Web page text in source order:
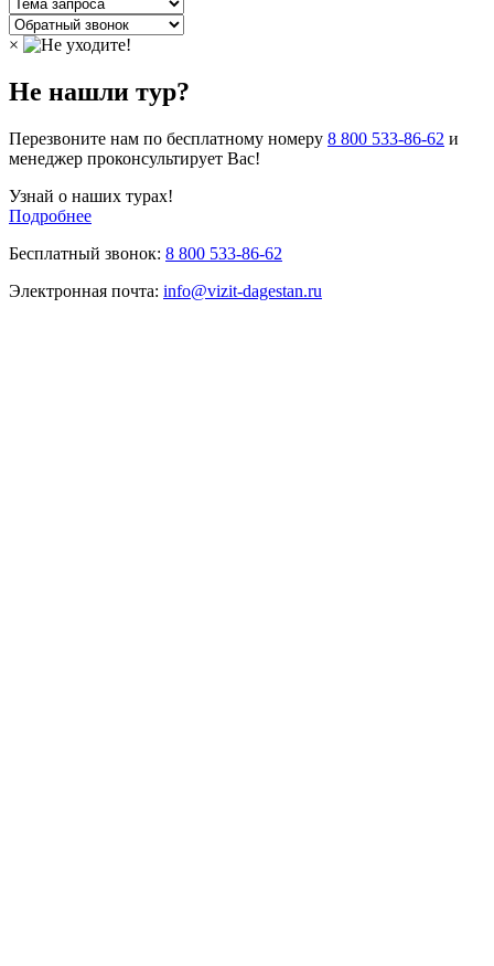
×
Не нашли тур?
Перезвоните нам по бесплатному номеру 8 800 533-86-62 и
менеджер проконсультирует Вас!
Узнай о наших турах!
Подробнее
Бесплатный звонок: 8 800 533-86-62
Электронная почта: info@vizit-dagestan.ru